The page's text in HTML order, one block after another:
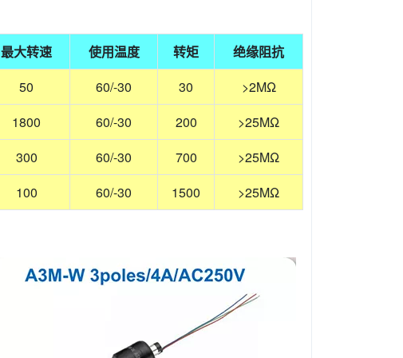
最大转速 使用温度 转矩
绝缘阻抗
50 60/-30 30
>2MΩ
1800 60/-30 200
>25MΩ
300 60/-30 700
>25MΩ
100 60/-30 1500 >25MΩ